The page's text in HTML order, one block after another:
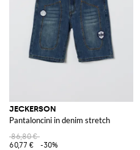
JECKERSON
Pantaloncini in denim stretch
86,80 €
60,77 €
-30%